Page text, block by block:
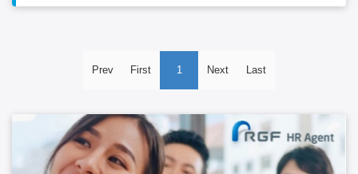
コスト意識を持って業務に取り組める方 ・柔軟な発想で調理に
フの模範となり業務に取り組める方
Prev First 1 Next Last